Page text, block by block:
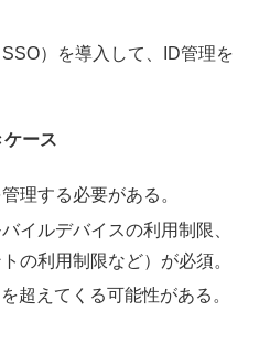
）を導入して、ID管理を
ケース
理する必要がある。
バイルデバイスの利用制限、
の利用制限など）が必須。
超えてくる可能性がある。